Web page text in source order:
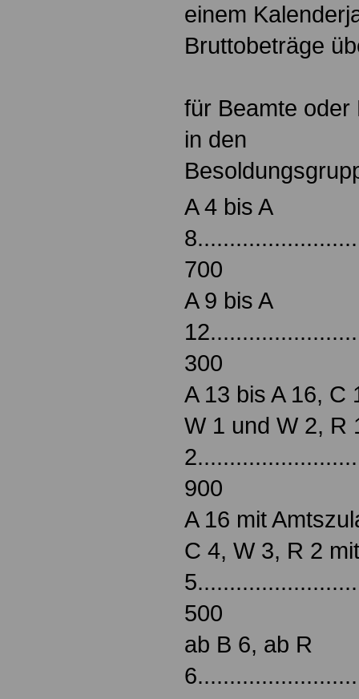
einem
Bruttobeträge
für Beamte oder
in den
A 4 bis A
700
A 9 bis A
300
A 13 bis A 16, C
W 1 und W 2, R
900
A 16 mit
C 4, W 3, R 2
500
ab B 6, ab R